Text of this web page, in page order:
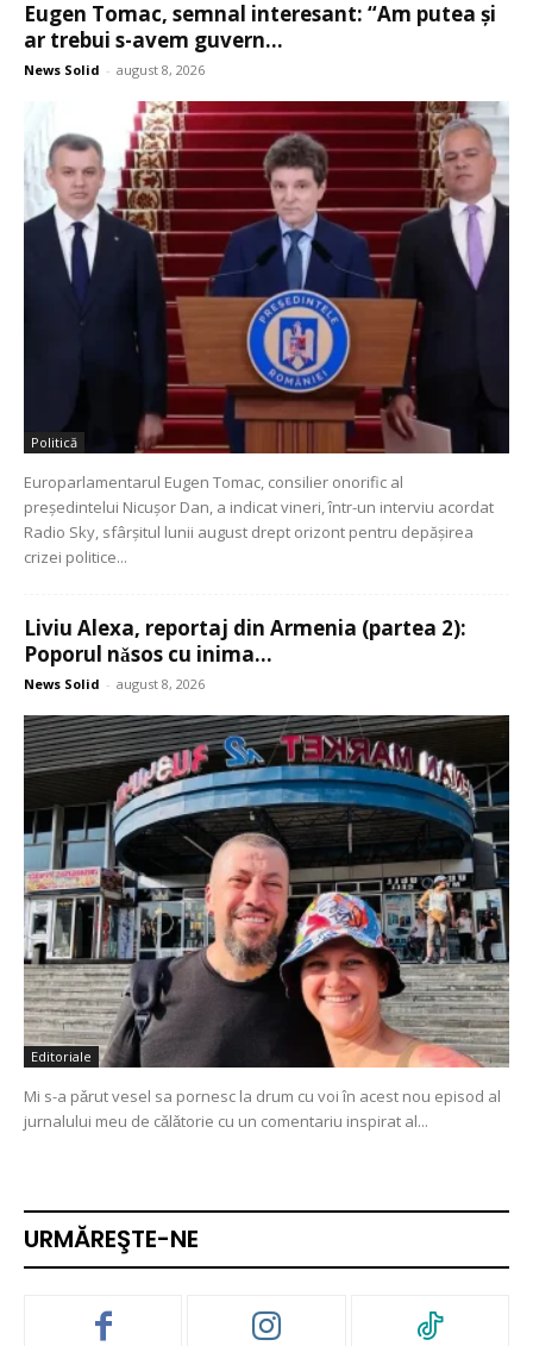
Eugen Tomac, semnal interesant: “Am putea și
ar trebui s-avem guvern...
News Solid - august 8, 2026
Politică
Europarlamentarul Eugen Tomac, consilier onorific al
președintelui Nicușor Dan, a indicat vineri, într-un interviu acordat
Radio Sky, sfârșitul lunii august drept orizont pentru depășirea
crizei politice...
Liviu Alexa, reportaj din Armenia (partea 2):
Poporul nǎsos cu inima...
News Solid - august 8, 2026
Editoriale
Mi s-a pǎrut vesel sa pornesc la drum cu voi în acest nou episod al
jurnalului meu de cǎlǎtorie cu un comentariu inspirat al...
URMĂREŞTE-NE